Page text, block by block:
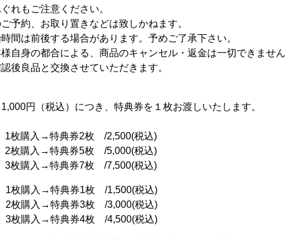
れもご注意ください。
予約、お取り置きなどは致しかねます。
間は前後する場合があります。予めご了承下さい。
自身の都合による、商品のキャンセル・返金は一切できませ
後良品と交換させていただきます。
円（税込）につき、特典券を１枚お渡しいたします。
1枚購入→特典券2枚 /2,500(税込)
2枚購入→特典券5枚 /5,000(税込)
3枚購入→特典券7枚 /7,500(税込)
1枚購入→特典券1枚 /1,500(税込)
2枚購入→特典券3枚 /3,000(税込)
3枚購入→特典券4枚 /4,500(税込)